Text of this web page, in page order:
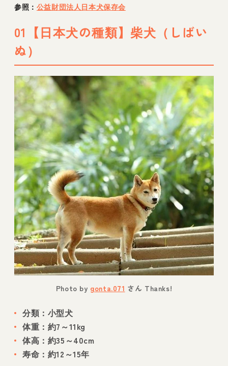
参照： 公益財団法人日本犬保存会
01【日本犬の種類】柴犬（しばい
ぬ）
Photo by gonta.071 さん Thanks!
分類：小型犬
体重：約7～11kg
体高：約35～40cm
寿命：約12～15年